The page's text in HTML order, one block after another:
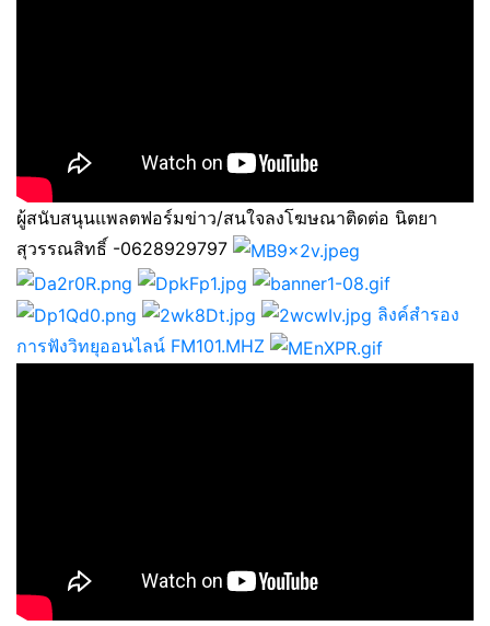
ผู้สนับสนุนแพลตฟอร์มข่าว/สนใจลงโฆษณาติดต่อ นิตยา
สุวรรณสิทธิ์ -0628929797
ลิงค์สำรอง
การฟังวิทยุออนไลน์ FM101.MHZ